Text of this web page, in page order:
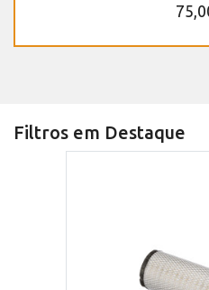
Filtros em Destaque